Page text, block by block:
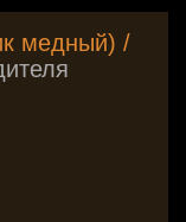
медный) /